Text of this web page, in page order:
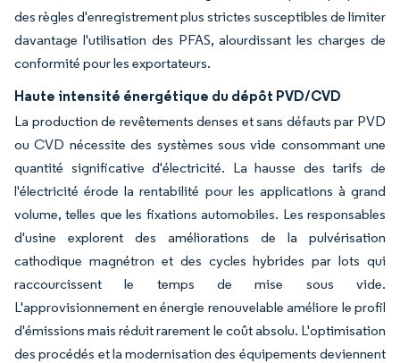
des règles d'enregistrement plus strictes susceptibles de limiter
davantage l'utilisation des PFAS, alourdissant les charges de
conformité pour les exportateurs.
Haute intensité énergétique du dépôt PVD/CVD
La production de revêtements denses et sans défauts par PVD
ou CVD nécessite des systèmes sous vide consommant une
quantité significative d'électricité. La hausse des tarifs de
l'électricité érode la rentabilité pour les applications à grand
volume, telles que les fixations automobiles. Les responsables
d'usine explorent des améliorations de la pulvérisation
cathodique magnétron et des cycles hybrides par lots qui
raccourcissent le temps de mise sous vide.
L'approvisionnement en énergie renouvelable améliore le profil
d'émissions mais réduit rarement le coût absolu. L'optimisation
des procédés et la modernisation des équipements deviennent